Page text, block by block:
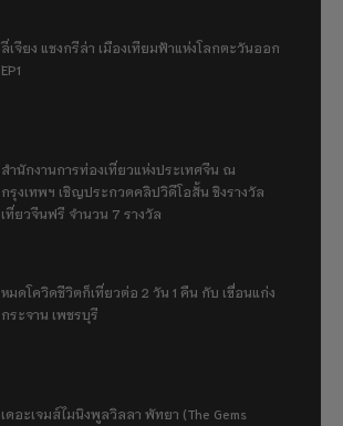
ลี่เจียง แชงกรีล่า เมืองเทียมฟ้าแห่งโลกตะวันออก
EP1
สำนักงานการท่องเที่ยวแห่งประเทศจีน ณ
กรุงเทพฯ เชิญประกวดคลิปวิดีโอสั้น ชิงรางวัล
เที่ยวจีนฟรี จำนวน 7 รางวัล
หมดโควิดชีวิตก็เที่ยวต่อ 2 วัน 1 คืน กับ เขื่อนแก่ง
กระจาน เพชรบุรี
เดอะเจมส์ไมนิงพูลวิลลา พัทยา (The Gems